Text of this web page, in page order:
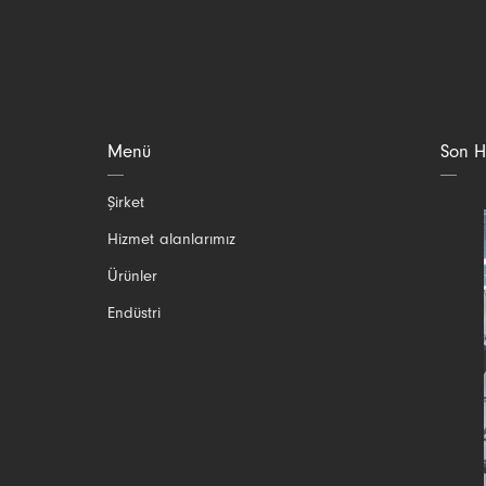
Menü
Gezinmeyi
Şirket
Hizmet alanlarımız
Ürünler
Endüstri
Son